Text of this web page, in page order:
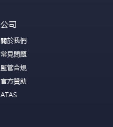
公司
關於我們
常見問題
監管合規
官方贊助
ATAS